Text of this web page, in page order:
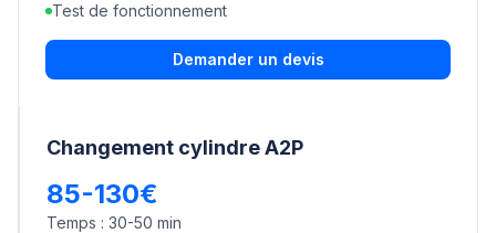
Test de fonctionnement
Demander un devis
Changement cylindre A2P
85-130€
Temps : 30-50 min